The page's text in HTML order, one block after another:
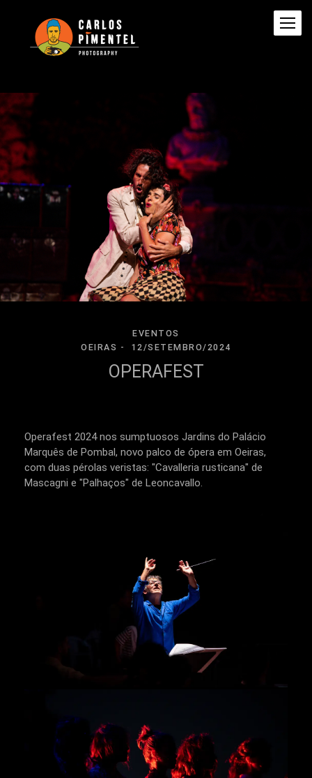
EVENTOS
OEIRAS
12/SETEMBRO/2024
OPERAFEST
Operafest 2024 nos sumptuosos Jardins do Palácio
Marquês de Pombal, novo palco de ópera em Oeiras,
com duas pérolas veristas: "Cavalleria rusticana" de
Mascagni e "Palhaços" de Leoncavallo.